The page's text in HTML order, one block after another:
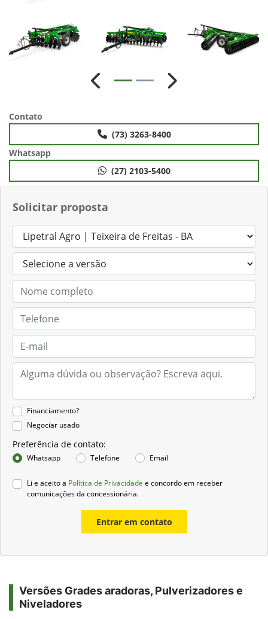
Solicitar proposta
Financiamento?
Negociar usado
Preferência de contato:
Whatsapp Telefone Email
Li e aceito a Política de Privacidade e concordo em receber
comunicações da concessionária.
Entrar em contato
Anterior Próximo
Contato
(73) 3263-8400
Whatsapp
(27) 2103-5400
Versões Grades aradoras, Pulverizadores e
Niveladores